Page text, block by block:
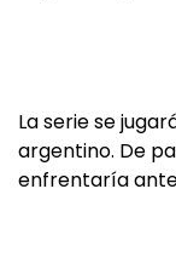
La serie se
argentino. De
enfrentaría